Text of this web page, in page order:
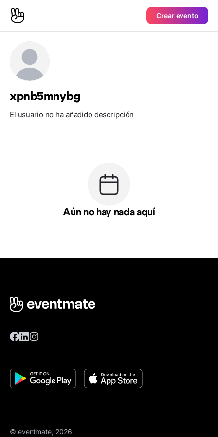
Crear evento
xpnb5mnybg
El usuario no ha añadido descripción
Aún no hay nada aquí
© eventmate, 2026